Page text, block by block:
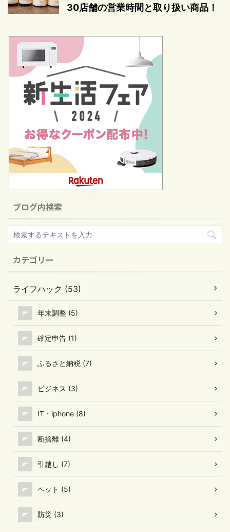
30店舗の営業時間と取り扱い商品！
ブログ内検索
カテゴリー
ライフハック (53)
年末調整 (5)
確定申告 (1)
ふるさと納税 (7)
ビジネス (3)
IT・iphone (8)
断捨離 (4)
引越し (7)
ペット (5)
防災 (3)